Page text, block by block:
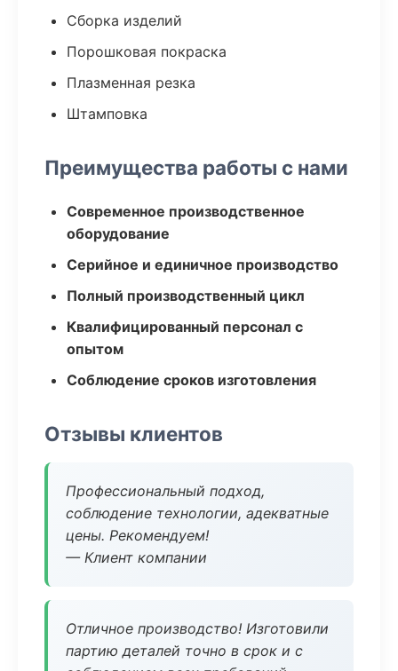
Сборка изделий
Порошковая покраска
Плазменная резка
Штамповка
Преимущества работы с нами
Современное производственное
оборудование
Серийное и единичное производство
Полный производственный цикл
Квалифицированный персонал с
опытом
Соблюдение сроков изготовления
Отзывы клиентов
Профессиональный подход,
соблюдение технологии, адекватные
цены. Рекомендуем!
— Клиент компании
Отличное производство! Изготовили
партию деталей точно в срок и с